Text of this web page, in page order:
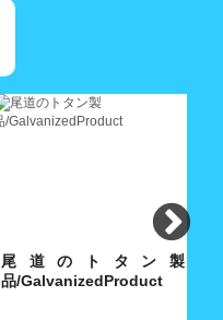
尾道のトタン製
品/GalvanizedProduct